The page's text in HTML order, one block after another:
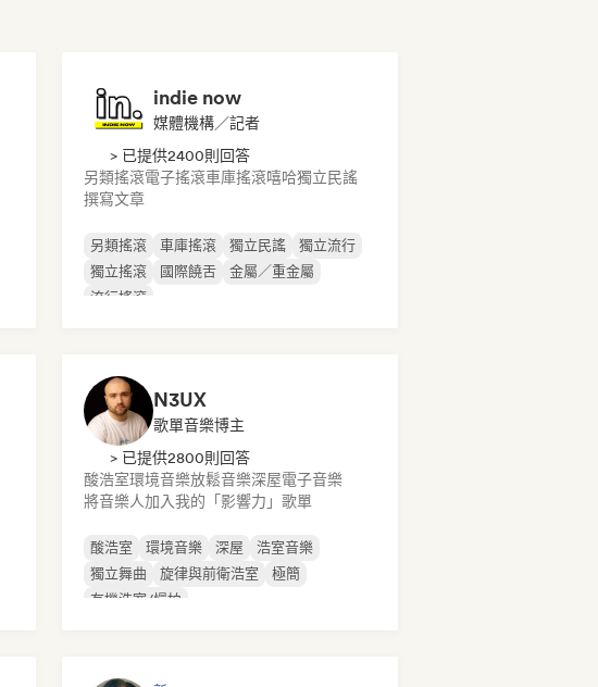
indie now
媒體機構／記者
> 已提供2400則回答
另類搖滾電子搖滾車庫搖滾嘻哈獨立民謠
撰寫文章
另類搖滾 車庫搖滾 獨立民謠
獨立流行
獨立搖滾
國際饒舌
金屬／重金屬
流行搖滾
N3UX
歌單音樂博主
> 已提供2800則回答
酸浩室環境音樂放鬆音樂深屋電子音樂
將音樂人加入我的「影響力」歌單
酸浩室 環境音樂 深屋
浩室音樂
獨立舞曲
旋律與前衛浩室
極簡
有機浩室/慢拍